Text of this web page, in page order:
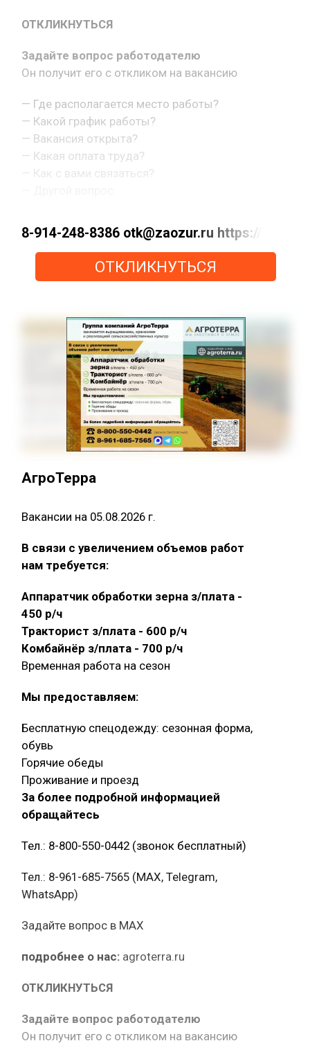
ОТКЛИКНУТЬСЯ
Задайте вопрос работодателю
Он получит его с откликом на вакансию
— Где располагается место работы?
— Какой график работы?
— Вакансия открыта?
— Какая оплата труда?
— Как с вами связаться?
8-914-248-8386 otk@zaozur.ru https://
ОТКЛИКНУТЬСЯ
АгроТерра
Вакансии на 05.08.2026 г.
В связи с увеличением объемов работ
нам требуется:
Аппаратчик обработки зерна з/плата -
450 р/ч
Тракторист з/плата - 600 р/ч
Комбайнёр з/плата - 700 р/ч
Временная работа на сезон
Мы предоставляем:
Бесплатную спецодежду: сезонная форма,
обувь
Горячие обеды
Проживание и проезд
За более подробной информацией
обращайтесь
Тел.: 8-800-550-0442 (звонок бесплатный)
Тел.: 8-961-685-7565 (МАХ, Telegram,
WhatsApp)
Задайте вопрос в MAX
подробнее о нас: agroterra.ru
ОТКЛИКНУТЬСЯ
Задайте вопрос работодателю
Он получит его с откликом на вакансию